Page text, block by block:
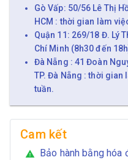
Gò Vấp: 50/56 Lê Thị
HCM : thời gian làm
Quận 11: 269/18 Đ. Lý
Chí Minh (8h30 đến
Đà Nẵng : 41 Đoàn
TP. Đà Nẵng : thời
tuần.
Cam kết
warning Bảo hành bằng hóa